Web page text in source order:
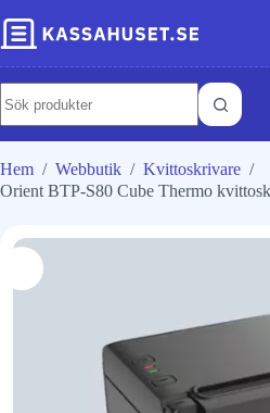
Hem / Webbutik / Kvittoskrivare /
Orient BTP-S80 Cube Thermo